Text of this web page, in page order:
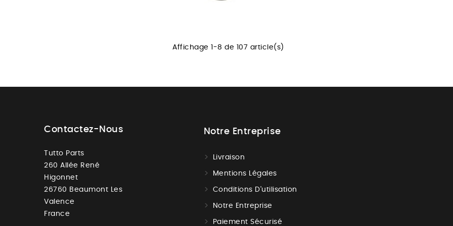
Affichage 1-8 de 107 article(s)
Contactez-Nous
Tutto Parts
260 Allée René
Higonnet
26760 Beaumont Les
Valence
France
Notre Entreprise
Livraison
Mentions Légales
Conditions D'utilisation
Notre Entreprise
Paiement Sécurisé